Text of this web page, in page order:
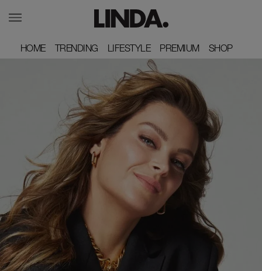
HOME
HOME TRENDING
TRENDING LIFESTYLE
LIFESTYLE PREMIUM
PREMIUM SHOP
SHOP